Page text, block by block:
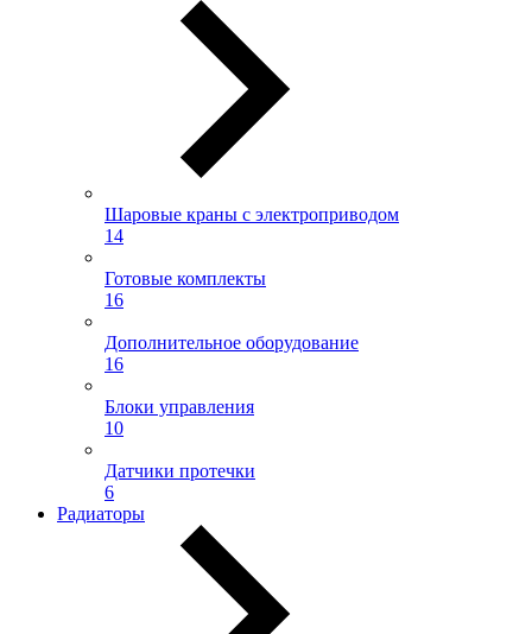
Шаровые краны с электроприводом
14
Готовые комплекты
16
Дополнительное оборудование
16
Блоки управления
10
Датчики протечки
6
Радиаторы